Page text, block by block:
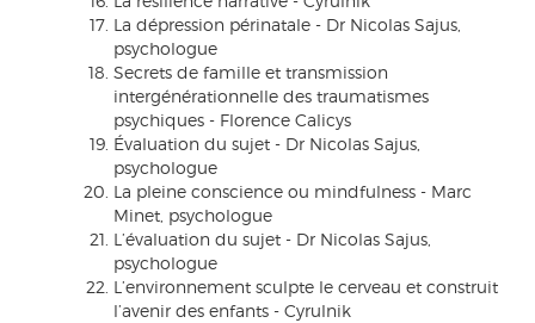
La dépression périnatale - Dr Nicolas Sajus,
psychologue
Secrets de famille et transmission
intergénérationnelle des traumatismes
psychiques - Florence Calicys
Évaluation du sujet - Dr Nicolas Sajus,
psychologue
La pleine conscience ou mindfulness - Marc
Minet, psychologue
L’évaluation du sujet - Dr Nicolas Sajus,
psychologue
L’environnement sculpte le cerveau et construit
l’avenir des enfants - Cyrulnik